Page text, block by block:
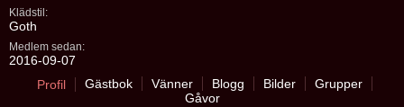
Klädstil:
Goth
Medlem sedan:
2016-09-07
Profil
Gästbok Vänner Blogg Bilder
Grupper
Gåvor